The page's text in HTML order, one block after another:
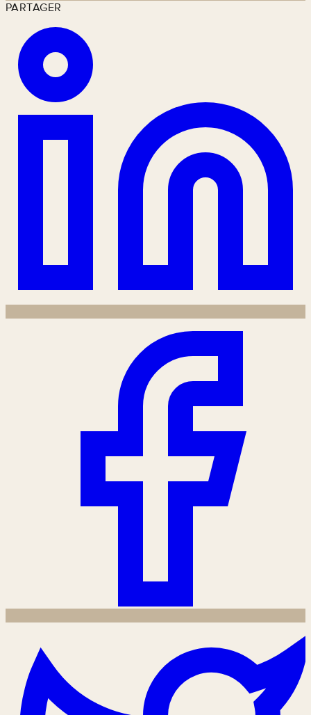
PARTAGER